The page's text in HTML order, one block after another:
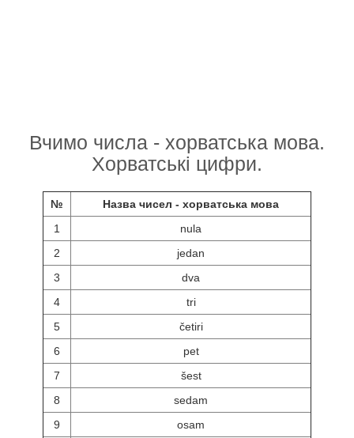
Вчимо числа - хорватська мова.
Хорватські цифри.
№
Назва чисел - хорватська мова
1
nula
2
jedan
3
dva
4
tri
5
četiri
6
pet
7
šest
8
sedam
9
osam